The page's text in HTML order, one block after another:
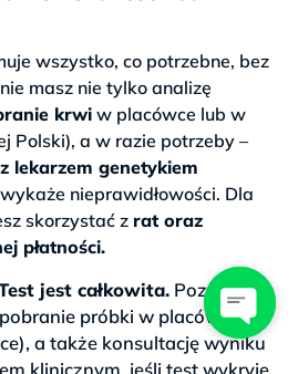
wszystko, co potrzebne, bez
masz nie tylko analizę
krwiw placówce lub w
Polski), a w razie potrzeby –
lekarzem genetykiem
nieprawidłowości. Dla
skorzystać z rat oraz
płatności.
jest całkowita. Poza
próbki w placówce lub
a także konsultację wyniku
klinicznym, jeśli test wykryje